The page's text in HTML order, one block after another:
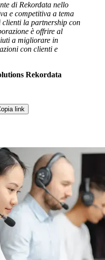
di Rekordata nello
e competitiva a tema
la partnership con
è offrire al
a migliorare in
con clienti e
Rekordata
link